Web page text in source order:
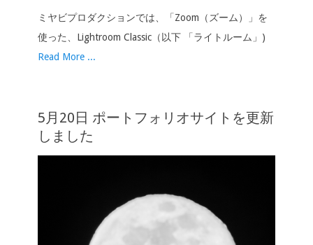
ミヤビプロダクションでは、「Zoom（ズーム）」を
使った、Lightroom Classic（以下 「ライトルーム」)
Read More ...
5月20日 ポートフォリオサイトを更新
しました